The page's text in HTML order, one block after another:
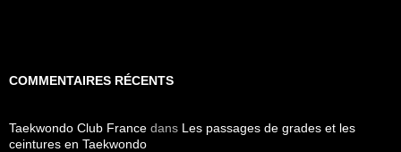
COMMENTAIRES RÉCENTS
Taekwondo Club France dans Les passages de grades et les
ceintures en Taekwondo